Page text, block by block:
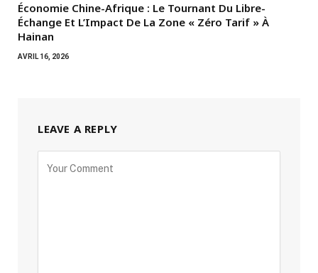
Économie Chine-Afrique : Le Tournant Du Libre-
Échange Et L’Impact De La Zone « Zéro Tarif » À
Hainan
AVRIL 16, 2026
LEAVE A REPLY